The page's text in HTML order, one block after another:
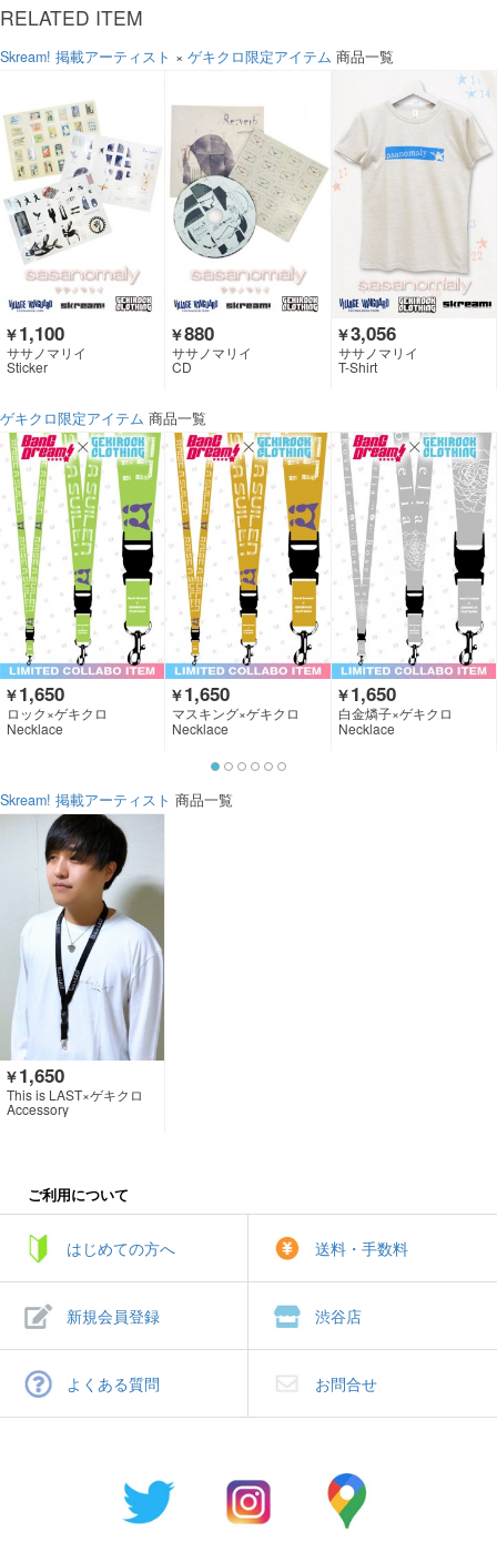
RELATED ITEM
Skream! 掲載アーティスト × ゲキクロ限定アイテム 商品一覧
￥1,100
ササノマリイ
Sticker
￥880
ササノマリイ
CD
￥3,056
ササノマリイ
T-Shirt
ゲキクロ限定アイテム 商品一覧
￥1,650
ロック×ゲキクロ
Necklace
￥1,650
マスキング×ゲキクロ
Necklace
￥1,650
白金燐子×ゲキクロ
Necklace
Skream! 掲載アーティスト 商品一覧
￥1,650
This is LAST×ゲキクロ
Accessory
ご利用について
はじめての方へ 送料・手数料
新規会員登録 渋谷店
よくある質問 お問合せ